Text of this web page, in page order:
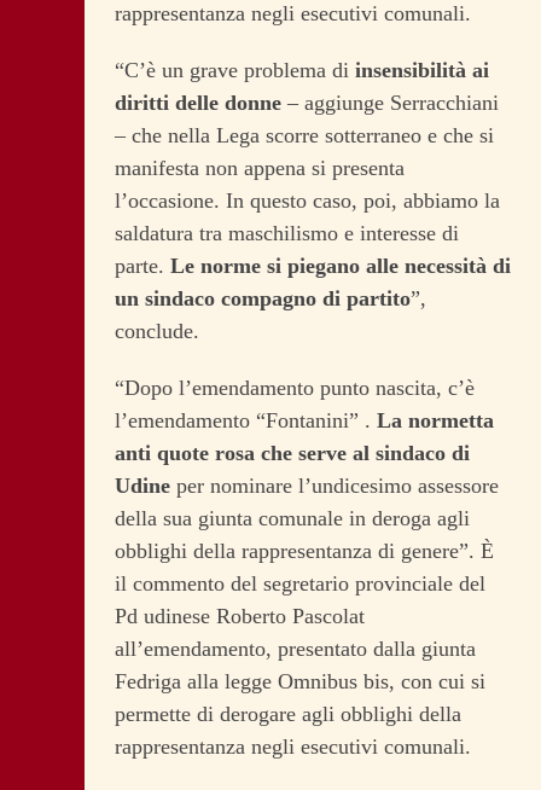
rappresentanza negli esecutivi comunali.
“C’è un grave problema di insensibilità ai
diritti delle donne – aggiunge Serracchiani
– che nella Lega scorre sotterraneo e che si
manifesta non appena si presenta
l’occasione. In questo caso, poi, abbiamo la
saldatura tra maschilismo e interesse di
parte. Le norme si piegano alle necessità di
un sindaco compagno di partito”,
conclude.
“Dopo l’emendamento punto nascita, c’è
l’emendamento “Fontanini” . La normetta
anti quote rosa che serve al sindaco di
Udine per nominare l’undicesimo assessore
della sua giunta comunale in deroga agli
obblighi della rappresentanza di genere”. È
il commento del segretario provinciale del
Pd udinese Roberto Pascolat
all’emendamento, presentato dalla giunta
Fedriga alla legge Omnibus bis, con cui si
permette di derogare agli obblighi della
rappresentanza negli esecutivi comunali.